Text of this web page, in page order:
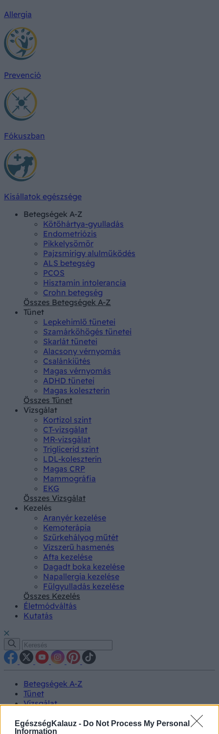
EgészségKalauz - Do Not Process My Personal
Information
Allergia
Prevenció
Fókuszban
Kisállatok egészsége
Betegségek A-Z
Kötőhártya-gyulladás
Endometriózis
Pikkelysömör
Pajzsmirigy alulműködés
ALS betegség
PCOS
Hisztamin intolerancia
Crohn betegség
Összes Betegségek A-Z
Tünet
Lepkehimlő tünetei
Szamárköhögés tünetei
Skarlát tünetei
Alacsony vérnyomás
Csalánkiütés
Magas vérnyomás
ADHD tünetei
Magas koleszterin
Összes Tünet
Vizsgálat
Kortizol szint
CT-vizsgálat
MR-vizsgálat
Triglicerid szint
LDL-koleszterin
Magas CRP
Mammográfia
EKG
Összes Vizsgálat
Kezelés
Aranyér kezelése
Kemoterápia
Szürkehályog műtét
Vízszerű hasmenés
Afta kezelése
Dagadt boka kezelése
Napallergia kezelése
Fülgyulladás kezelése
Összes Kezelés
Életmódváltás
Kutatás
Betegségek A-Z
Tünet
Vizsgálat
Életmódváltás